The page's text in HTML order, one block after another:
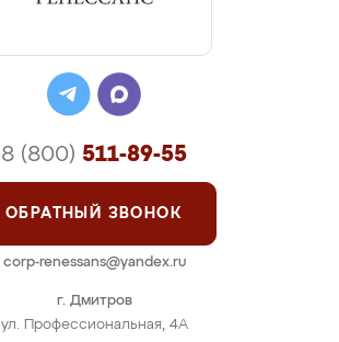
г. Дмитров
ул. Профессиональная, 4А
8 (800) 511-89-55
ОБРАТНЫЙ ЗВОНОК
corp-renessans@yandex.ru